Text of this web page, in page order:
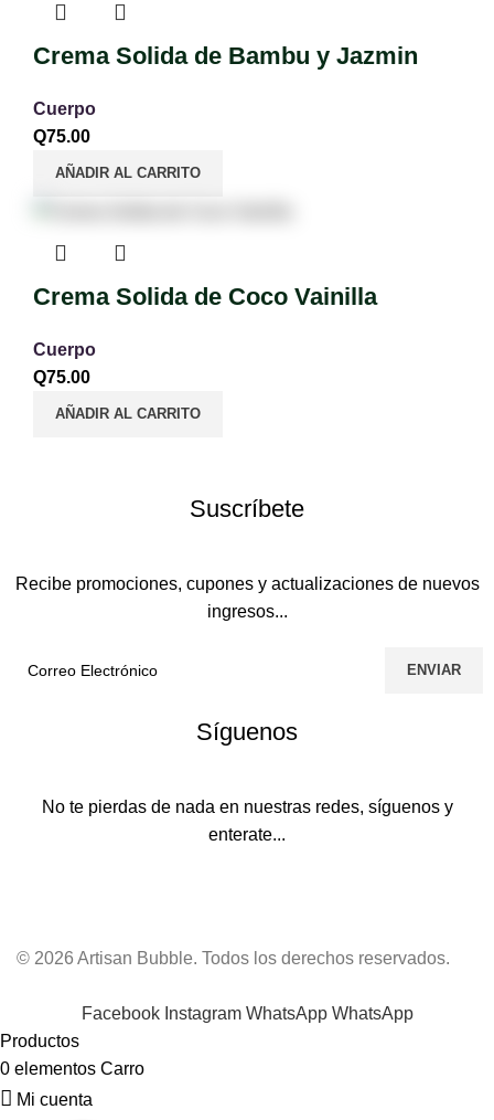
Crema Solida de Bambu y Jazmin
Cuerpo
Q75.00
AÑADIR AL CARRITO
Crema Solida de Coco Vainilla
Cuerpo
Q75.00
AÑADIR AL CARRITO
Suscríbete
Recibe promociones, cupones y actualizaciones de nuevos
ingresos...
Síguenos
No te pierdas de nada en nuestras redes, síguenos y
enterate...
© 2026 Artisan Bubble. Todos los derechos reservados.
Facebook Instagram WhatsApp WhatsApp
Productos
0 elementos Carro
Mi cuenta